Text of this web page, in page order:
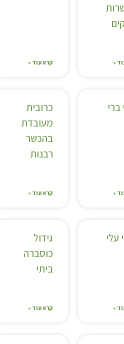
» קרא עוד »
ברי
»
כרובית
מעובדת
בהכשר
רבנות
קרא עוד »
עלי
»
גידול
כוסברה
ביתי
קרא עוד »